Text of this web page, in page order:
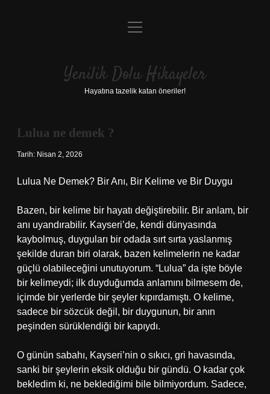
Anasayfa
Yasal Uyarı
menüyü
Yenilik Dolu Hikayeler
Hayatına tazelik katan öneriler!
Lulua ne demek ?
Tarih: Nisan 2, 2026
Lulua Ne Demek? Bir Anı, Bir Kelime ve Bir Duygu
Bazen, bir kelime bir hayatı değiştirebilir. Bir anlam, bir
anı uyandırabilir. Kayseri’de, kendi dünyasında
kaybolmuş, duyguları bir odada sırt sırta yaslanmış
şekilde duran biri olarak, bazen kelimelerin ne kadar
güçlü olabileceğini unutuyorum. “Lulua” da işte böyle
bir kelimeydi; ilk duyduğumda anlamını bilmesem de,
içimde bir yerlerde bir şeyler kıpırdamıştı. O kelime,
sadece bir sözcük değil, bir duygunun, bir anın
peşinden sürüklendiği bir kapıydı.
O günün sabahı, Kayseri’nin o sıkıcı, gri havasında,
sanki bir şeylerin eksik olduğu bir gündü. O kadar çok
bekledim ki, ne beklediğimi bile bilmiyordum. Sadece,